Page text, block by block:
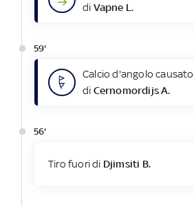
di Vapne L.
59'
Calcio d'angolo
di Cernomordijs A.
56'
Tiro fuori di Djimsiti B.